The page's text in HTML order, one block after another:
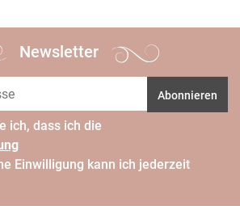
Newsletter
Abonnieren
ich, dass ich die
Einwilligung kann ich jederzeit